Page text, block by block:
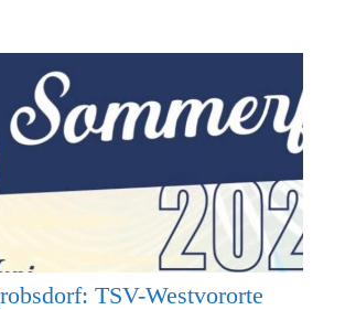
TSV-Westvororte